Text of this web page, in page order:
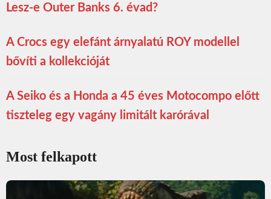
Lesz-e Outer Banks 6. évad?
A Crocs egy elefánt árnyalatú ROY modellel
bővíti a kollekcióját
A Seiko és a Honda a 45 éves Motocompo előtt
tiszteleg egy vagány limitált karórával
Most felkapott